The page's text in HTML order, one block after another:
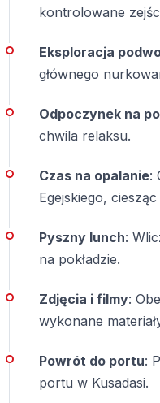
Czy osoby
nurkować?
Tak. Umiejętność
Na jaką głębokość
Nurkowanie odbywa się
głębokości do 6 metrów.
Czy nurkowanie w
Tak. Certyfikowani
bezpieczeństwa.
Czy transfer z hotelu
Tak. Odbiór i dowóz do
kontrolowane
Eksploracja
głównego
Odpoczynek na
chwila relaksu.
Czas na opalanie:
Egejskiego, ciesząc
Pyszny lunch:
na pokładzie.
Zdjęcia i filmy:
wykonane
Powrót do portu:
portu w Kusadasi.